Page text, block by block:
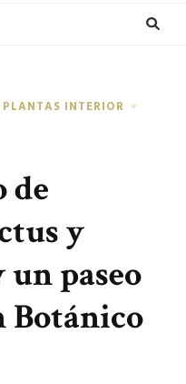
PLANTAS INTERIOR
de
y
paseo
Botánico